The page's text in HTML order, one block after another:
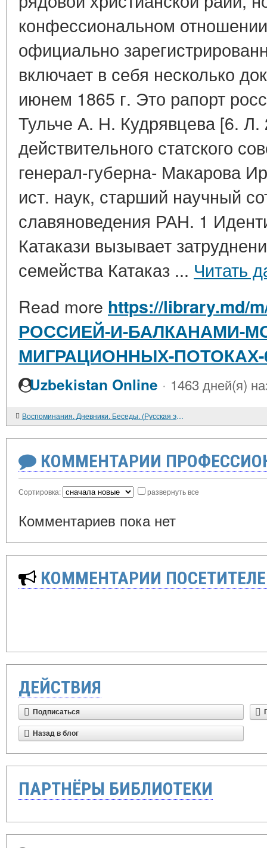
конфессиональном
официально
включает в себя несколько
июнем 1865 г. Это рапорт
Тульче А. Н. Кудрявцева [6.
действительного статского
генерал-губерна- Макарова
ист. наук, старший научный
славяноведения РАН. 1
Катакази вызывает
семейства Катаказ ... Читать
Read more https://library.md/
РОССИЕЙ-И-БАЛКАНАМИ-
МИГРАЦИОННЫХ-ПОТОКАХ-
Uzbekistan Online · 1463 дней(я)
Воспоминания. Дневники. Беседы. (Русская эмиграция в Чехословакии)
КОММЕНТАРИИ
Сортировка: развернуть все
Комментариев пока нет
КОММЕНТАРИИ
ДЕЙСТВИЯ
Подписаться
Назад в блог
ПАРТНЁРЫ БИБЛИОТЕКИ